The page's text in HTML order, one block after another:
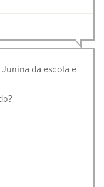
da escola e